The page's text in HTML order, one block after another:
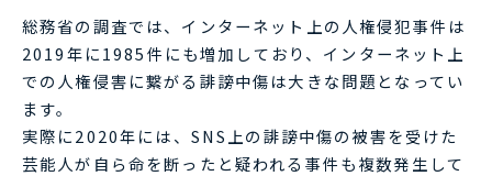
総務省の調査では、インターネット上の人権侵犯事件は
2019年に1985件にも増加しており、インターネット上
での人権侵害に繋がる誹謗中傷は大きな問題となってい
ます。
実際に2020年には、SNS上の誹謗中傷の被害を受けた
芸能人が自ら命を断ったと疑われる事件も複数発生して